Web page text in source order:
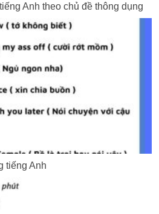
Anh theo chủ đề thông dụng
tiếng Anh